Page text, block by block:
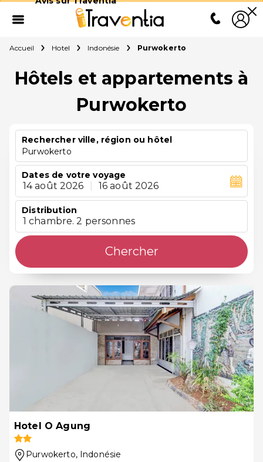
Accueil Hotel Indonésie Purwokerto
Hôtels et appartements à
Purwokerto
Rechercher ville, région ou hôtel
Purwokerto
Dates de votre voyage
14 août 2026 16 août 2026
Distribution
1 chambre. 2 personnes
Chercher
Hotel O Agung
Purwokerto, Indonésie